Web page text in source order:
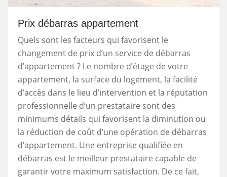
Prix débarras appartement
Quels sont les facteurs qui favorisent le
changement de prix d’un service de débarras
d’appartement ? Le nombre d’étage de votre
appartement, la surface du logement, la facilité
d’accès dans le lieu d’intervention et la réputation
professionnelle d’un prestataire sont des
minimums détails qui favorisent la diminution ou
la réduction de coût d’une opération de débarras
d’appartement. Une entreprise qualifiée en
débarras est le meilleur prestataire capable de
garantir votre maximum satisfaction. De ce fait,